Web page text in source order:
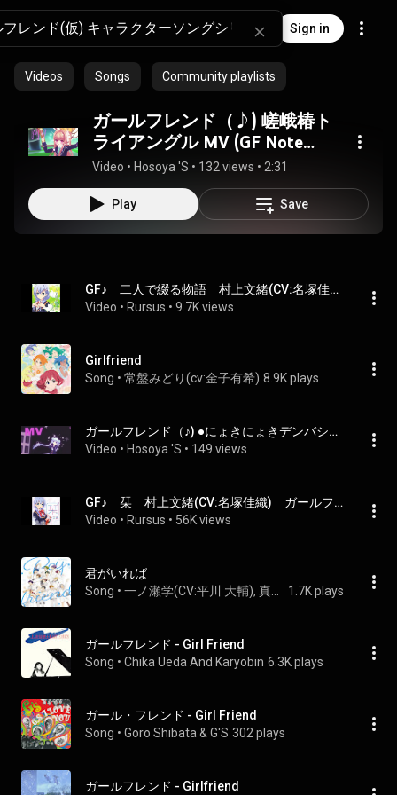
Sign in
Videos Songs Community playlists
ガールフレンド（♪) 嵯峨椿ト
ライアングル MV (GF Note
Kari)
Video • Hosoya 'S • 132 views • 2:31
Play Save
GF♪　二人で綴る物語　村上文緒(CV:名塚佳織)　ガールフレンド(♪)
Video • Rursus • 9.7K views
Girlfriend
Song • 常盤みどり(cv:金子有希) 8.9K plays
ガールフレンド（♪) ●にょきにょきデンバシー MV (GF Note Kari )
Video • Hosoya 'S • 149 views
GF♪　栞　村上文緒(CV:名塚佳織)　ガールフレンド(♪)
Video • Rursus • 56K views
君がいれば
Song • 1.7K plays
ガールフレンド - Girl Friend
Song • Chika Ueda And Karyobin 6.3K plays
ガール・フレンド - Girl Friend
Song • Goro Shibata & G'S 302 plays
ガールフレンド - Girlfriend